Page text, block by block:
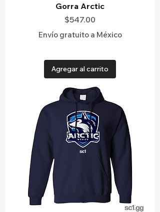
Gorra Arctic
Precio
$547.00
Envío gratuito a México
Agregar al carrito